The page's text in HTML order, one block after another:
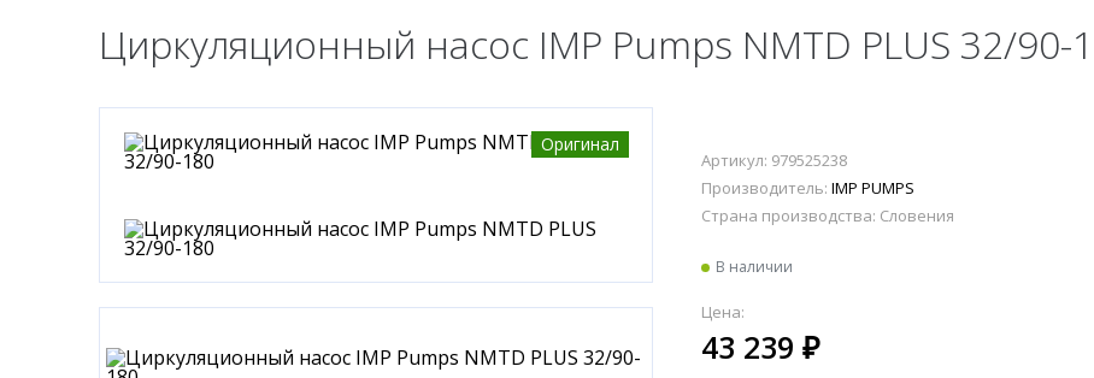
Циркуляционный насос IMP Pumps NMTD PLUS 32/90-
Оригинал
Артикул: 979525238
Производитель: IMP PUMPS
Страна производства: Словения
В наличии
Цена:
43 239 ₽